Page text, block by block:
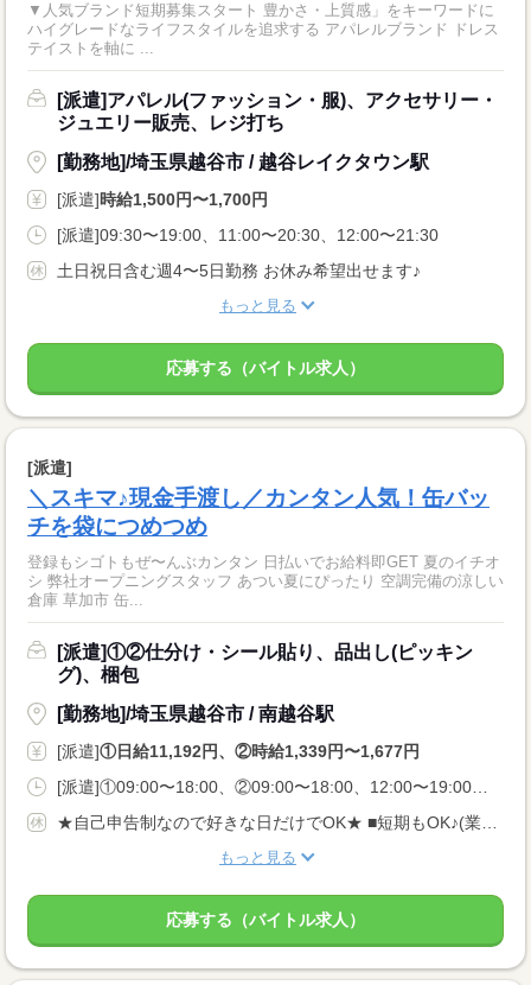
▼人気ブランド短期募集スタート 豊かさ・上質感」をキーワードに
ハイグレードなライフスタイルを追求する アパレルブランド ドレス
テイストを軸に ...
[派遣]アパレル(ファッション・服)、アクセサリー・
ジュエリー販売、レジ打ち
[勤務地]/埼玉県越谷市 / 越谷レイクタウン駅
[派遣]時給1,500円〜1,700円
[派遣]09:30〜19:00、11:00〜20:30、12:00〜21:30
土日祝日含む週4〜5日勤務 お休み希望出せます♪
もっと見る
応募する（バイトル求人）
[派遣]
＼スキマ♪現金手渡し／カンタン人気！缶バッ
チを袋につめつめ
登録もシゴトもぜ〜んぶカンタン 日払いでお給料即GET 夏のイチオ
シ 弊社オープニングスタッフ あつい夏にぴったり 空調完備の涼しい
倉庫 草加市 缶...
[派遣]①②仕分け・シール貼り、品出し(ピッキン
グ)、梱包
[勤務地]/埼玉県越谷市 / 南越谷駅
[派遣]①日給11,192円、②時給1,339円〜1,677円
もっと見る
応募する（バイトル求人）